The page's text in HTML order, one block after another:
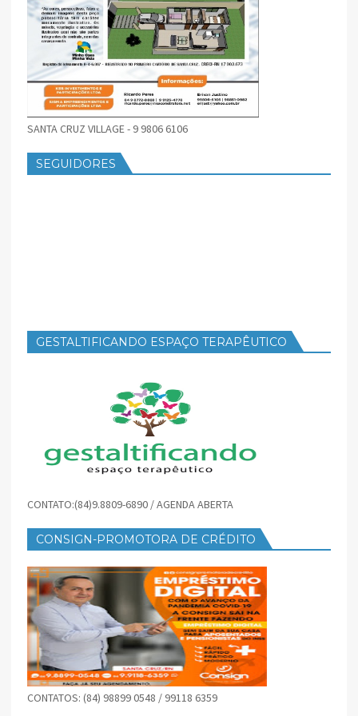
SANTA CRUZ VILLAGE - 9 9806 6106
SEGUIDORES
GESTALTIFICANDO ESPAÇO TERAPÊUTICO
CONTATO:(84)9.8809-6890 / AGENDA ABERTA
CONSIGN-PROMOTORA DE CRÉDITO
CONTATOS: (84) 98899 0548 / 99118 6359